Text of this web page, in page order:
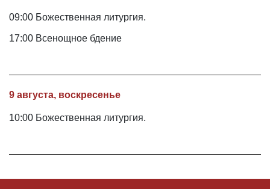
09:00 Божественная литургия.
17:00 Всенощное бдение
9 августа, воскресенье
10:00 Божественная литургия.